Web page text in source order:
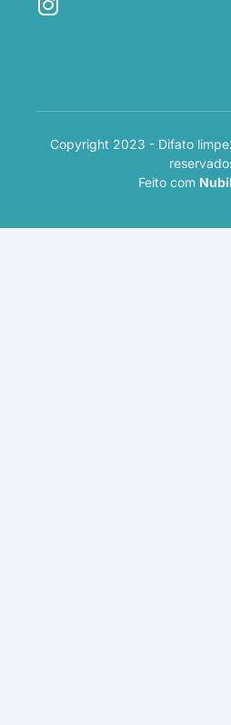
Copyright 2023 - Difato
Feito com